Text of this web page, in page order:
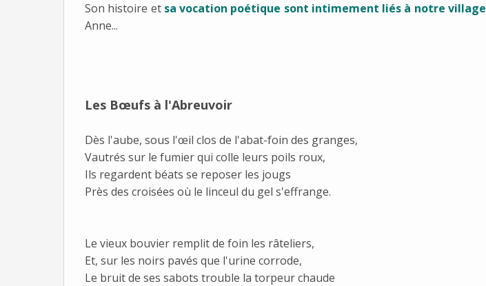
Son histoire et sa vocation poétique sont intimement liés à notre village
Anne...
Les Bœufs à l'Abreuvoir
Dès l'aube, sous l'œil clos de l'abat-foin des granges,
Vautrés sur le fumier qui colle leurs poils roux,
Ils regardent béats se reposer les jougs
Près des croisées où le linceul du gel s'effrange.
Le vieux bouvier remplit de foin les râteliers,
Et, sur les noirs pavés que l'urine corrode,
Le bruit de ses sabots trouble la torpeur chaude